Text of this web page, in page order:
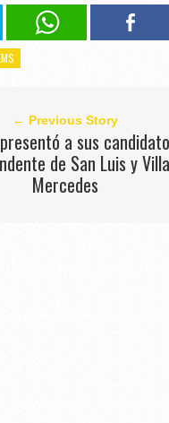
← Previous Story
a sus
de San Luis y Villa
Mercedes